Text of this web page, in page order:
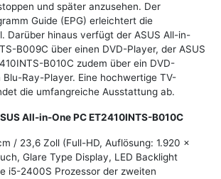
und später anzusehen. Der
Guide (EPG) erleichtert die
Darüber hinaus verfügt der ASUS All-in-
B009C über einen DVD-Player, der ASUS
B010C zudem über ein DVD-
Blu-Ray-Player. Eine hochwertige TV-
die umfangreiche Ausstattung ab.
All-in-One PC ET2410INTS-B010C
/ 23,6 Zoll (Full-HD, Auflösung: 1.920 x
Glare Type Display, LED Backlight
i5-2400S Prozessor der zweiten